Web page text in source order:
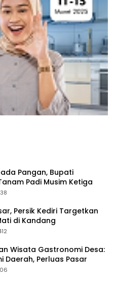
Pangan, Bupati
Padi Musim Ketiga
Persik Kediri Targetkan
di Kandang
Wisata Gastronomi Desa:
Daerah, Perluas Pasar